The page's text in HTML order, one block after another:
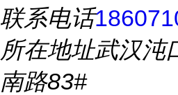
联系电话
所在地址武汉沌
南路83#